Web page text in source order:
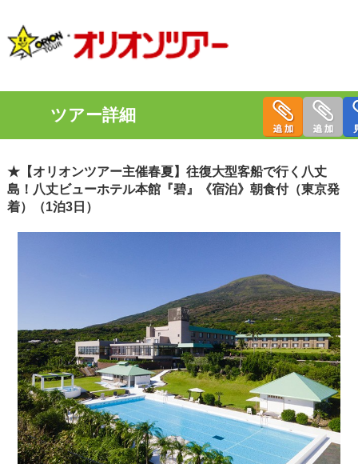
ツアー詳細
★【オリオンツアー主催春夏】往復大型客船で行く八丈
島！八丈ビューホテル本館『碧』《宿泊》朝食付（東京発
着）（1泊3日）